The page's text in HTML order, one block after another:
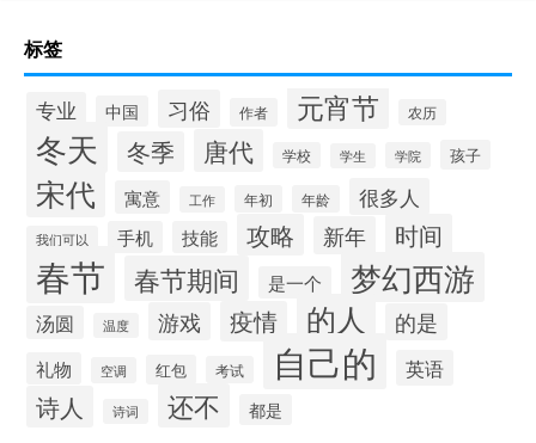
标签
专业 中国 习俗 作者 元宵节 农历
冬天 冬季 唐代 学校 学生 学院 孩子
宋代 寓意 工作 年初 年龄 很多人
我们可以 手机 技能 攻略 新年 时间
春节 春节期间 是一个 梦幻西游
汤圆 温度 游戏 疫情 的人 的是
礼物 空调 红包 考试 自己的 英语
诗人 诗词 还不 都是